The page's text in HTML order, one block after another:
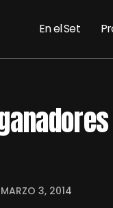
En el Set
MARZO 3, 2014